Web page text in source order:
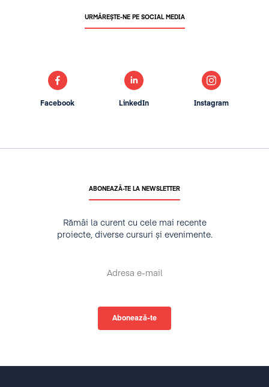
ABONEAZĂ-TE LA NEWSLETTER
Rămâi la curent cu cele mai recente
proiecte, diverse cursuri și evenimente.
URMĂREȘTE-NE PE SOCIAL MEDIA
Facebook LinkedIn Instagram